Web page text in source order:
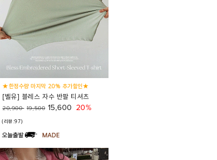
★한정수량 마지막 20% 추가할인★
[벨유] 블레스 자수 반팔 티셔츠
20,900 19,500 15,600 20%
(리뷰:97)